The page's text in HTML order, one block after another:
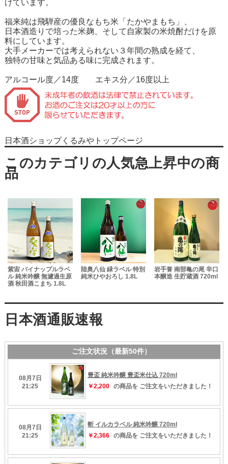
けています。
福来純は飛騨産の優良なもち米「たかやまもち」、
日本酒造りで培った米麹、そして自家製の米焼酎だけを原
料にしています。
大手メーカーでは考えられない３年間の熟成を経て、
独特の甘味と気品ある味に完成されます。
アルコール度／14度 エキス分／16度以上
日本酒ショップくるみやトップページ
紫宙 パイナップルラベ
ル 純米吟醸 無濾過生原
酒 秋田酒こまち 1.8L
陸奥八仙 緑ラベル 特別
純米ひやおろし 1.8L
岩手誉 南部亀の尾 辛口
本醸造 生貯蔵酒 720ml